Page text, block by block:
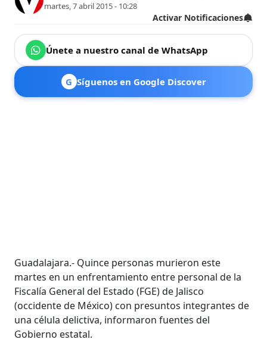
martes, 7 abril 2015 - 10:28
Activar Notificaciones
Únete a nuestro canal de WhatsApp
G Síguenos en Google Discover
Guadalajara.- Quince personas murieron este
martes en un enfrentamiento entre personal de la
Fiscalía General del Estado (FGE) de Jalisco
(occidente de México) con presuntos integrantes de
una célula delictiva, informaron fuentes del
Gobierno estatal.